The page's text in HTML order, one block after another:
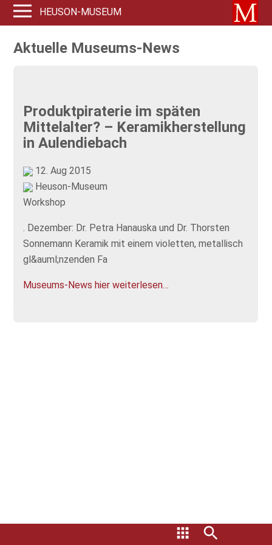
HEUSON-MUSEUM
Aktuelle Museums-News
Produktpiraterie im späten
Mittelalter? – Keramikherstellung
in Aulendiebach
12. Aug 2015
Heuson-Museum
Workshop
. Dezember: Dr. Petra Hanauska und Dr. Thorsten
Sonnemann Keramik mit einem violetten, metallisch
gl&auml;nzenden Fa
Museums-News hier weiterlesen…